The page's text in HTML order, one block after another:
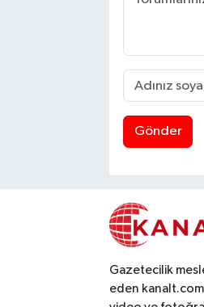
Gönder
Gazetecilik
eden kanalt.com